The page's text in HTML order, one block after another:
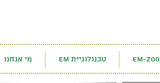
מי אנחנו EM טכנולוגיית EM-ZOO